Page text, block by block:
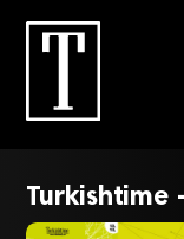
Turkishtime